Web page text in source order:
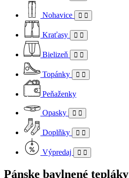
Nohavice
Kraťasy
Bielizeň
Topánky
Peňaženky
Opasky
Doplňky
Výpredaj
Pánske bavlnené tepláky